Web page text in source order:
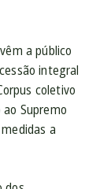
a público
integral
coletivo
Supremo
a